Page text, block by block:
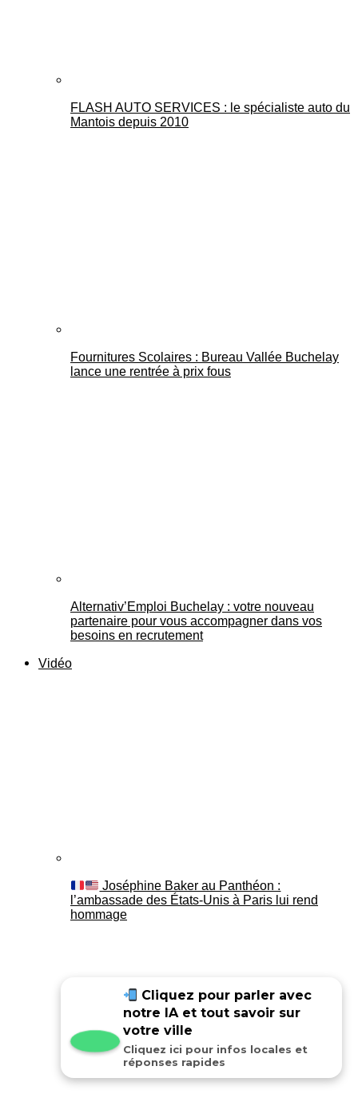
FLASH AUTO SERVICES : le spécialiste auto du
Mantois depuis 2010
Fournitures Scolaires : Bureau Vallée Buchelay
lance une rentrée à prix fous
Alternativ’Emploi Buchelay : votre nouveau
partenaire pour vous accompagner dans vos
besoins en recrutement
Vidéo
Joséphine Baker au Panthéon :
l’ambassade des États-Unis à Paris lui rend
hommage
Cliquez pour parler avec
notre IA et tout savoir sur
votre ville
Cliquez ici pour infos locales et
réponses rapides